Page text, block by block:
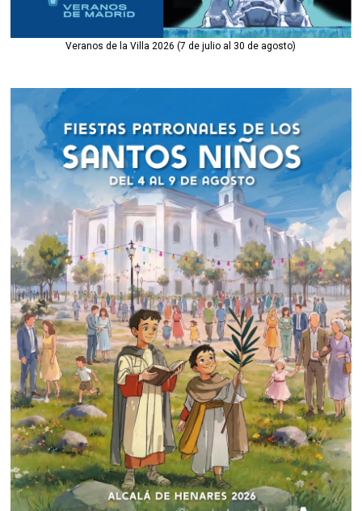
Veranos de la Villa 2026 (7 de julio al 30 de agosto)